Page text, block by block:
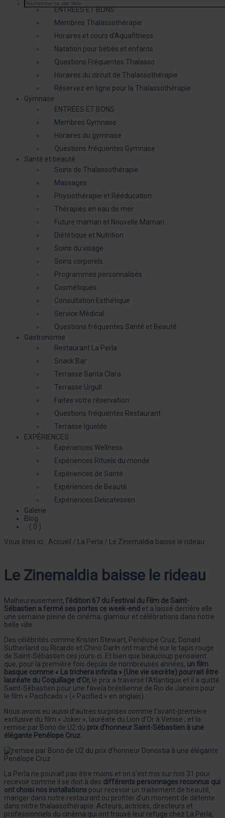
ENTRÉES ET BONS
Membres Thalassothérapie
Horaires et cours d’Aquafitness
Natation pour bébés et enfants
Questions Fréquentes Thalasso
Horaires du circuit de Thalassothérapie
Réservez en ligne pour la Thalassothérapie
Gymnase
ENTRÉES ET BONS
Membres Gymnase
Horaires du gymnase
Questions fréquentes Gymnase
Santé et beauté
Soins de Thalassothérapie
Massages
Physiothérapie et Rééducation
Thérapies en eau de mer
Future maman et Nouvelle Maman
Diététique et Nutrition
Soins du visage
Soins corporels
Programmes personnalisés
Cosmétiques
Consultation Esthétique
Service Médical
Questions fréquentes Santé et Beauté
Gastronomie
Restaurant La Perla
Snack Bar
Terrasse Santa Clara
Terrasse Urgull
Faites votre réservation
Questions fréquentes Restaurant
Terrasse Igueldo
EXPÉRIENCES
Expériences Wellness
Expériences Rituels du monde
Expériences de Santé
Expériences de Beauté
Expériences Delicatessen
Galerie
Blog
( 0 )
Vous êtes ici : Accueil / La Perla / Le Zinemaldia baisse le rideau
Le Zinemaldia baisse le rideau
Malheureusement, l’édition 67 du Festival du Film de Saint-
Sébastien a fermé ses portes ce week-end et a laissé derrière elle
une semaine pleine de cinéma, glamour et célébrations dans notre
belle ville.
Des célébrités comme Kristen Stewart, Penélope Cruz, Donald
Sutherland ou Ricardo et Chino Darín ont marché sur le tapis rouge
de Saint-Sébastien ces jours-ci. Et bien que beaucoup pensaient
que, pour la première fois depuis de nombreuses années, un film
basque comme « La trichera infinita » (Une vie secrète) pourrait être
lauréate du Coquillage d’Or, le prix a traversé l’Atlantique et il a quitté
Saint-Sébastien pour une favela brésilienne de Rio de Janeiro pour
le film « Pacificado » (« Pacified » en anglais).
Nous avons eu aussi d’autres surprises comme l’avant-première
exclusive du film « Joker », lauréate du Lion d’Or à Venise ; et la
remise par Bono de U2 du prix d’honneur Saint-Sébastien à une
élégante Penélope Cruz.
La Perla ne pouvait pas être moins et on s’est mis sur nos 31 pour
recevoir comme il se doit à des différents personnages reconnus qui
ont choisi nos installations pour recevoir un traitement de beauté,
manger dans notre restaurant ou profiter d’un moment de détente
dans notre thalassothérapie. Acteurs, actrices, directeurs et
professionnels du cinéma qui ont trouvé leur refuge chez La Perla,